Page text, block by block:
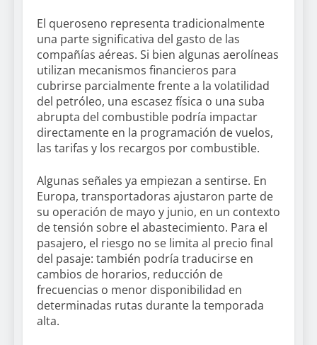
El queroseno representa tradicionalmente
una parte significativa del gasto de las
compañías aéreas. Si bien algunas aerolíneas
utilizan mecanismos financieros para
cubrirse parcialmente frente a la volatilidad
del petróleo, una escasez física o una suba
abrupta del combustible podría impactar
directamente en la programación de vuelos,
las tarifas y los recargos por combustible.
Algunas señales ya empiezan a sentirse. En
Europa, transportadoras ajustaron parte de
su operación de mayo y junio, en un contexto
de tensión sobre el abastecimiento. Para el
pasajero, el riesgo no se limita al precio final
del pasaje: también podría traducirse en
cambios de horarios, reducción de
frecuencias o menor disponibilidad en
determinadas rutas durante la temporada
alta.